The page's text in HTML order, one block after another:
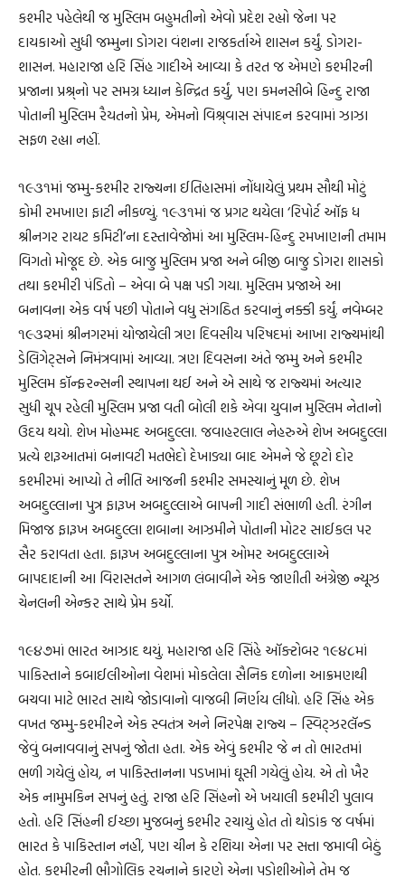
કશ્મીર પહેલેથી જ મુસ્લિમ બહુમતીનો એવો પ્રદેશ રહ્યો જેના પર
દાયકાઓ સુધી જમ્મુના ડોગરા વંશના રાજકર્તાએ શાસન કર્યું. ડોગરા-
શાસન. મહારાજા હરિ સિંહ ગાદીએ આવ્યા કે તરત જ એમણે કશ્મીરની
પ્રજાના પ્રશ્ર્નો પર સમગ્ર ધ્યાન કેન્દ્રિત કર્યું, પણ કમનસીબે હિન્દુ રાજા
પોતાની મુસ્લિમ રૈયતનો પ્રેમ, એમનો વિશ્ર્વાસ સંપાદન કરવામાં ઝાઝા
સફળ રહ્યા નહીં.
૧૯૩૧માં જમ્મુ-કશ્મીર રાજ્યના ઈતિહાસમાં નોંધાયેલું પ્રથમ સૌથી મોટું
કોમી રમખાણ ફાટી નીકળ્યું. ૧૯૩૧માં જ પ્રગટ થયેલા ‘રિપોર્ટ ઑફ ધ
શ્રીનગર રાયટ કમિટી’ના દસ્તાવેજોમાં આ મુસ્લિમ-હિન્દુ રમખાણની તમામ
વિગતો મોજૂદ છે. એક બાજુ મુસ્લિમ પ્રજા અને બીજી બાજુ ડોગરા શાસકો
તથા કશ્મીરી પંડિતો – એવા બે પક્ષ પડી ગયા. મુસ્લિમ પ્રજાએ આ
બનાવના એક વર્ષ પછી પોતાને વધુ સંગઠિત કરવાનું નક્કી કર્યું. નવેમ્બર
૧૯૩૨માં શ્રીનગરમાં યોજાયેલી ત્રણ દિવસીય પરિષદમાં આખા રાજ્યમાંથી
ડેલિગેટ્સને નિમંત્રવામાં આવ્યા. ત્રણ દિવસના અંતે જમ્મુ અને કશ્મીર
મુસ્લિમ કૉન્ફરન્સની સ્થાપના થઈ અને એ સાથે જ રાજ્યમાં અત્યાર
સુધી ચૂપ રહેલી મુસ્લિમ પ્રજા વતી બોલી શકે એવા યુવાન મુસ્લિમ નેતાનો
ઉદય થયો. શેખ મોહમ્મદ અબદુલ્લા. જવાહરલાલ નેહરુએ શેખ અબદુલ્લા
પ્રત્યે શરૂઆતમાં બનાવટી મતભેદો દેખાડ્યા બાદ એમને જે છૂટો દોર
કશ્મીરમાં આપ્યો તે નીતિ આજની કશ્મીર સમસ્યાનું મૂળ છે. શેખ
અબદુલ્લાના પુત્ર ફારૂખ અબદુલ્લાએ બાપની ગાદી સંભાળી હતી. રંગીન
મિજાજ ફારૂખ અબદુલ્લા શબાના આઝમીને પોતાની મોટર સાઈકલ પર
સૈર કરાવતા હતા. ફારૂખ અબદુલ્લાના પુત્ર ઓમર અબદુલ્લાએ
બાપદાદાની આ વિરાસતને આગળ લંબાવીને એક જાણીતી અંગ્રેજી ન્યૂઝ
ચેનલની એન્કર સાથે પ્રેમ કર્યો.
૧૯૪૭માં ભારત આઝાદ થયું. મહારાજા હરિ સિંહે ઑક્ટોબર ૧૯૪૮માં
પાકિસ્તાને કબાઈલીઓના વેશમાં મોકલેલા સૈનિક દળોના આક્રમણથી
બચવા માટે ભારત સાથે જોડાવાનો વાજબી નિર્ણય લીધો. હરિ સિંહ એક
વખત જમ્મુ-કશ્મીરને એક સ્વતંત્ર અને નિરપેક્ષ રાજ્ય – સ્વિટ્ઝરલૅન્ડ
જેવું બનાવવાનું સપનું જોતા હતા. એક એવું કશ્મીર જે ન તો ભારતમાં
ભળી ગયેલું હોય, ન પાકિસ્તાનના પડખામાં ઘૂસી ગયેલું હોય. એ તો ખૈર
એક નામુમકિન સપનું હતું. રાજા હરિ સિંહનો એ ખયાલી કશ્મીરી પુલાવ
હતો. હરિ સિંહની ઈચ્છા મુજબનું કશ્મીર રચાયું હોત તો થોડાંક જ વર્ષમાં
ભારત કે પાકિસ્તાન નહીં, પણ ચીન કે રશિયા એના પર સત્તા જમાવી બેઠું
હોત. કશ્મીરની ભૌગોલિક રચનાને કારણે એના પડોશીઓને તેમ જ